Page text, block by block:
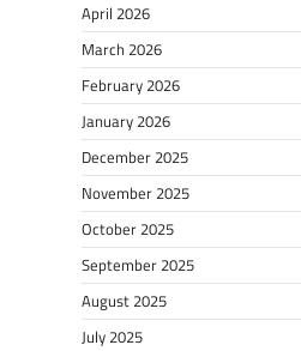
April 2026
March 2026
February 2026
January 2026
December 2025
November 2025
October 2025
September 2025
August 2025
July 2025